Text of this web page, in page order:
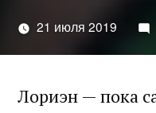
21 июля 2019
Лориэн — пока